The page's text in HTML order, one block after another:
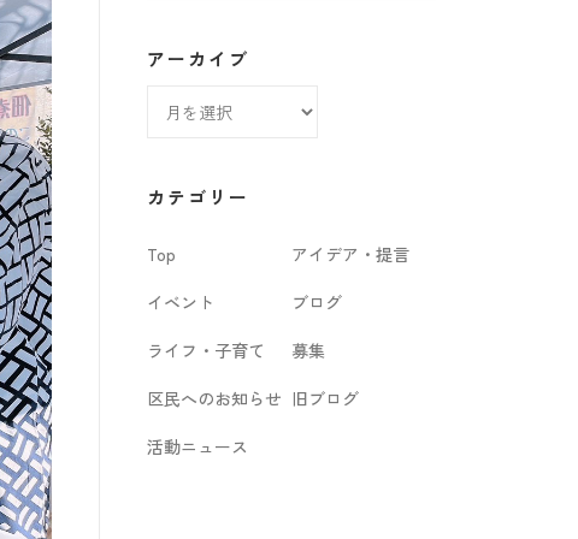
アーカイブ
ブ
カテゴリー
Top
アイデア・提言
イベント
ブログ
ライフ・子育て
募集
区民へのお知らせ 旧ブログ
活動ニュース